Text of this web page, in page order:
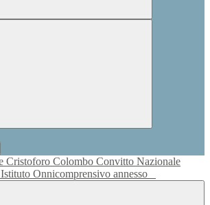
Convitto Nazionale
Istituto Onnicomprensivo annesso